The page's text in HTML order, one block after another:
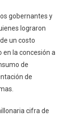
gobernantes y
lograron
un costo
en la concesión a
de
de
cifra de